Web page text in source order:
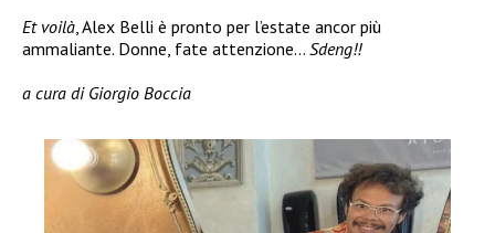
Et voilà, Alex Belli è pronto per l’estate ancor più
ammaliante. Donne, fate attenzione… Sdeng!!
a cura di Giorgio Boccia